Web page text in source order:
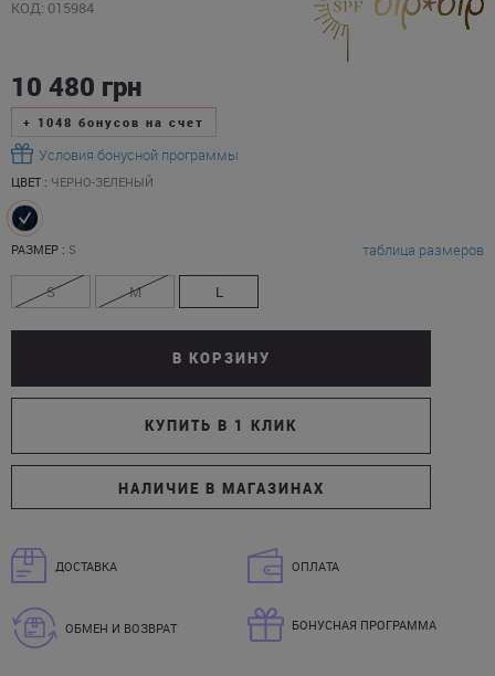
КОД: 015984
10 480 грн
+ 1048 бонусов на счет
Условия бонусной программы
ЦВЕТ : ЧЕРНО-ЗЕЛЕНЫЙ
РАЗМЕР : S таблица размеров
S M L
В КОРЗИНУ
КУПИТЬ В 1 КЛИК
НАЛИЧИЕ В МАГАЗИНАХ
ДОСТАВКА ОПЛАТА
ОБМЕН И ВОЗВРАТ БОНУСНАЯ ПРОГРАММА